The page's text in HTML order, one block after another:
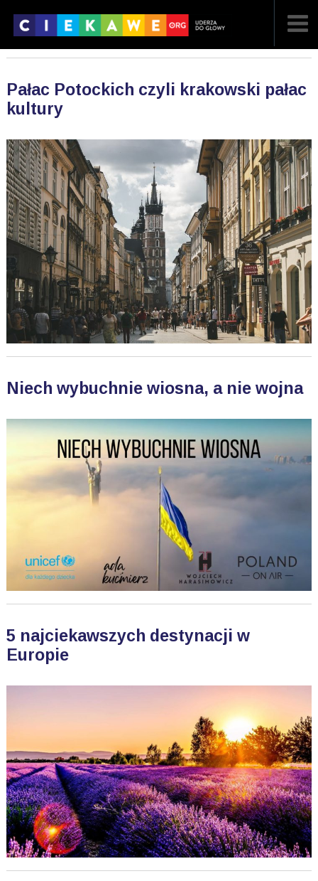
Pałac Potockich czyli krakowski pałac
kultury
Niech wybuchnie wiosna, a nie wojna
5 najciekawszych destynacji w
Europie
POPULARNE
A ARTYKUŁY
F FILMY
G GALERIA
REGULAMIN
KONTAKT